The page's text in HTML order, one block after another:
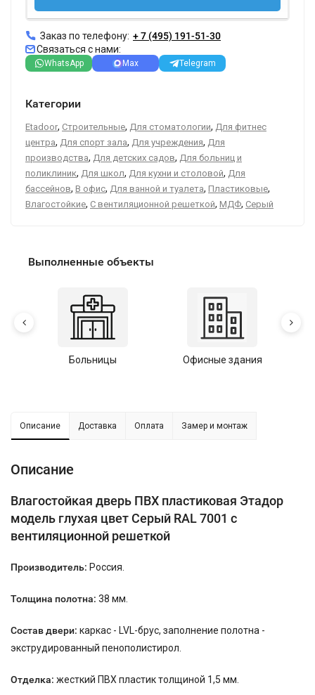
Заказ по телефону: + 7 (495) 191-51-30
Связаться с нами:
WhatsApp Max Telegram
Категории
Etadoor, Строительные, Для стоматологии, Для фитнес
центра, Для спорт зала, Для учреждения, Для
производства, Для детских садов, Для больниц и
поликлиник, Для школ, Для кухни и столовой, Для
бассейнов, В офис, Для ванной и туалета, Пластиковые,
Влагостойкие, С вентиляционной решеткой, МДФ, Серый
Выполненные объекты
Больницы Офисные здания
Описание Доставка Оплата Замер и монтаж
Описание
Влагостойкая дверь ПВХ пластиковая Этадор
модель глухая цвет Серый RAL 7001 с
вентиляционной решеткой
Производитель: Россия.
Толщина полотна: 38 мм.
Состав двери: каркас - LVL-брус, заполнение полотна -
экструдированный пенополистирол.
Отделка: жесткий ПВХ пластик толщиной 1,5 мм.